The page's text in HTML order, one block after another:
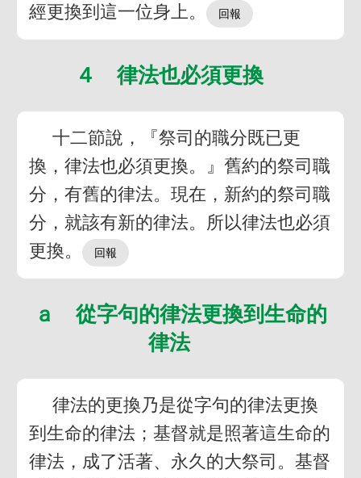
經更換到這一位身上。
４ 律法也必須更換
十二節說，『祭司的職分既已更
換，律法也必須更換。』舊約的祭司職
分，有舊的律法。現在，新約的祭司職
分，就該有新的律法。所以律法也必須
更換。
ａ 從字句的律法更換到生命的
律法
律法的更換乃是從字句的律法更換
到生命的律法；基督就是照著這生命的
律法，成了活著、永久的大祭司。基督